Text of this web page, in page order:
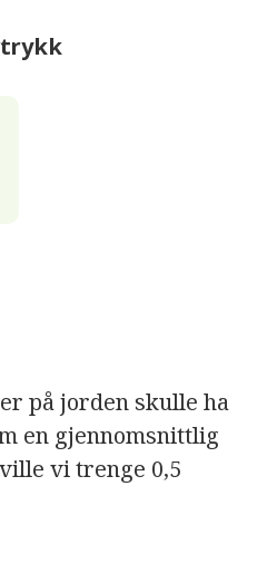
på jorden skulle ha
en gjennomsnittlig
vi trenge 0,5